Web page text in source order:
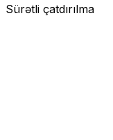
Sürətli çatdırılma